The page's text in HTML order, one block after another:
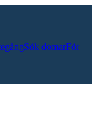
Sök domarFör